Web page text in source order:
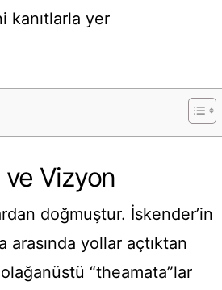
kanıtlarla yer
ve Vizyon
doğmuştur. İskender’in
arasında yollar açtıktan
“theamata”lar